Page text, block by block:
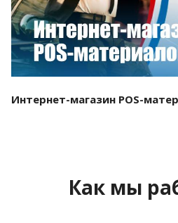
Интернет-магазин POS-
Как мы